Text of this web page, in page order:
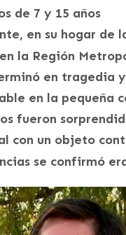
de 7 y 15 años
en su hogar de
la Región
en tragedia
en la pequeña
fueron
con un objeto
se confirmó